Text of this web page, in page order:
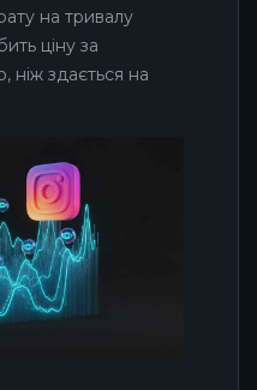
на тривалу
ціну за
ніж здається на